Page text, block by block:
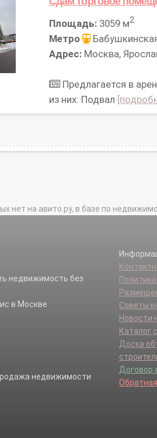
Площадь:3059 м2
Метро
Адрес:Москва,
Предлагается в
из них: Подвал
нет на авито.ру, в базе по
недвижимость без
в Москве
Советы
Новости
Каталог
Доска
Договор